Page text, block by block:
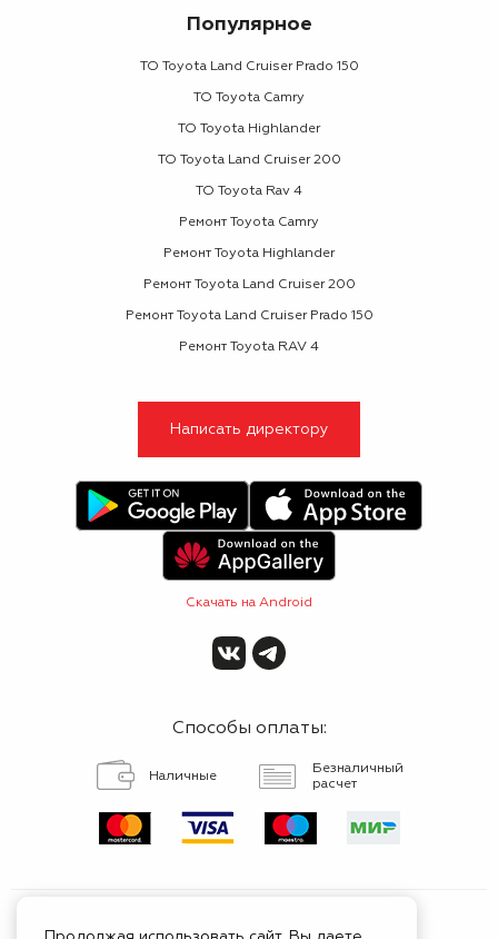
Популярное
ТО Toyota Land Cruiser Prado 150
ТО Toyota Camry
ТО Toyota Highlander
ТО Toyota Land Cruiser 200
ТО Toyota Rav 4
Ремонт Toyota Camry
Ремонт Toyota Highlander
Ремонт Toyota Land Cruiser 200
Ремонт Toyota Land Cruiser Prado 150
Ремонт Toyota RAV 4
Написать директору
Скачать на Android
Способы оплаты:
Наличные
Безналичный
расчет